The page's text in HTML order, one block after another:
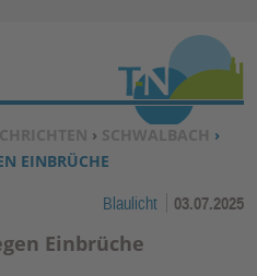
springen ↓
› SCHWALBACH ›
EINBRÜCHE
Blaulicht 03.07.2025
Einbrüche